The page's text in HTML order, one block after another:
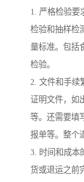
1. 严格检验要
检验和抽样检
量标准。包括
检验。
2. 文件和手续
证明文件，如
等。还需要填
报单等。整个
3. 时间和成本
货或退运之前